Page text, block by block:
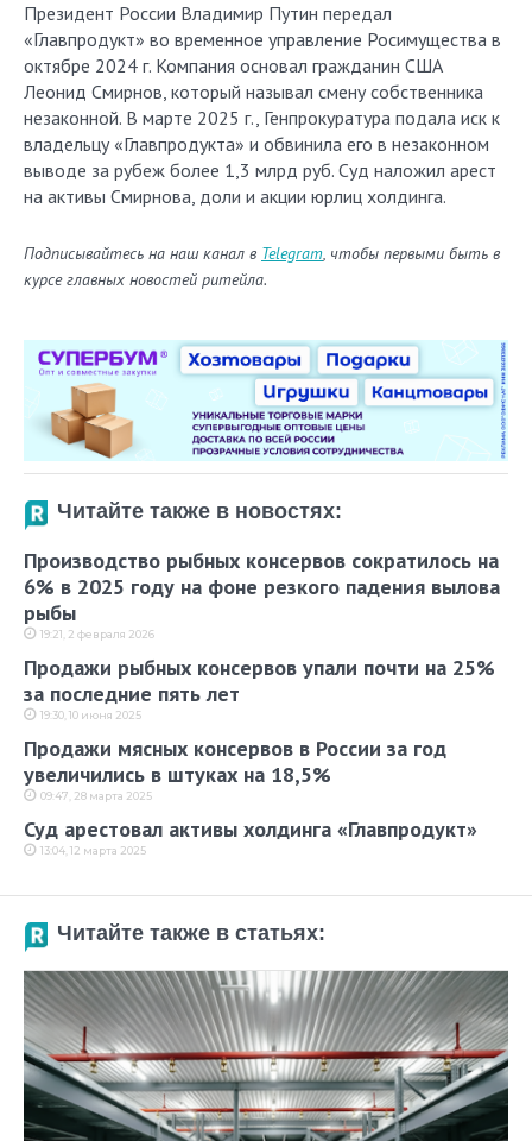
Президент России Владимир Путин передал
«Главпродукт» во временное управление Росимущества в
октябре 2024 г. Компания основал гражданин США
Леонид Смирнов, который называл смену собственника
незаконной. В марте 2025 г., Генпрокуратура подала иск к
владельцу «Главпродукта» и обвинила его в незаконном
выводе за рубеж более 1,3 млрд руб. Суд наложил арест
на активы Смирнова, доли и акции юрлиц холдинга.
Подписывайтесь на наш канал в Telegram, чтобы первыми быть в
курсе главных новостей ритейла.
Читайте также в новостях:
Производство рыбных консервов сократилось на
6% в 2025 году на фоне резкого падения вылова
рыбы
19:21, 2 февраля 2026
Продажи рыбных консервов упали почти на 25%
за последние пять лет
19:30, 10 июня 2025
Продажи мясных консервов в России за год
увеличились в штуках на 18,5%
09:47, 28 марта 2025
Суд арестовал активы холдинга «Главпродукт»
13:04, 12 марта 2025
Читайте также в статьях: